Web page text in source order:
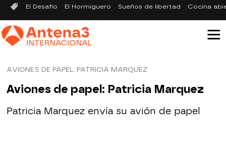
El Desafío El Hormiguero Sueños de libertad Cocina
AVIONES DE PAPEL: PATRICIA MARQUEZ
Aviones de papel: Patricia Marquez
Patricia Marquez envía su avión de papel